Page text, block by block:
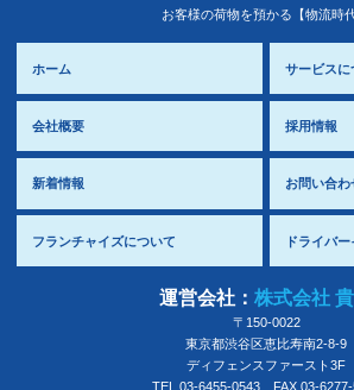
お客様の荷物を預かる【物流時代
ホーム サービスに
会社概要 採用情報
新着情報 お問い合わ
フランチャイズについて ドライバ
運営会社： 株式会社
〒150-0022
東京都渋谷区恵比寿南2-8-9
ディフェンスファースト3F
TEL.03-6455-0543
FAX.03-